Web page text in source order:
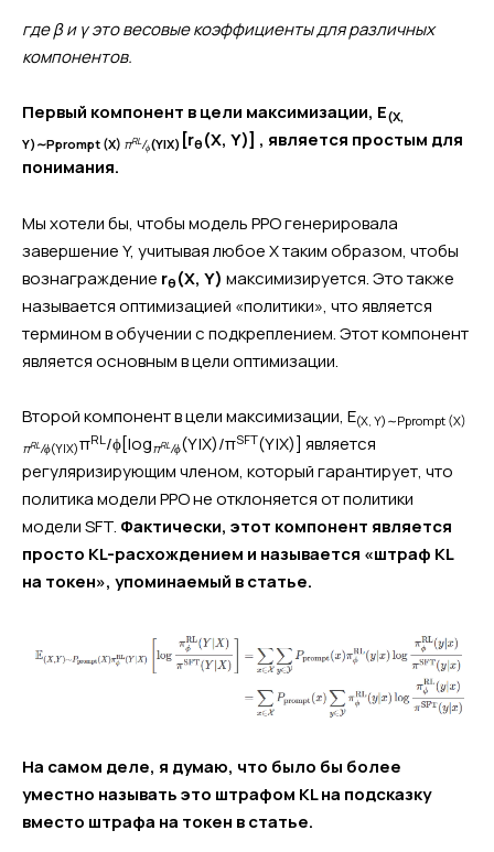
где β и γ это весовые коэффициенты для различных
компонентов.
Первый компонент в цели максимизации, E(X,
Y)∼Pprompt (X) πRL/ϕ(Y|X) [rθ (X, Y)] , является простым для
понимания.
Мы хотели бы, чтобы модель PPO генерировала
завершение Y, учитывая любое X таким образом, чтобы
вознаграждение rθ (X, Y) максимизируется. Это также
называется оптимизацией «политики», что является
термином в обучении с подкреплением. Этот компонент
является основным в цели оптимизации.
Второй компонент в цели максимизации, E(X, Y)∼Pprompt (X)
πRL/ϕ(Y|X)πRL /ϕ[logπRL/ϕ(Y|X)/πSFT(Y|X)] является
регуляризирующим членом, который гарантирует, что
политика модели PPO не отклоняется от политики
модели SFT. Фактически, этот компонент является
просто KL-расхождением и называется «штраф KL
на токен», упоминаемый в статье.
На самом деле, я думаю, что было бы более
уместно называть это штрафом KL на подсказку
вместо штрафа на токен в статье.